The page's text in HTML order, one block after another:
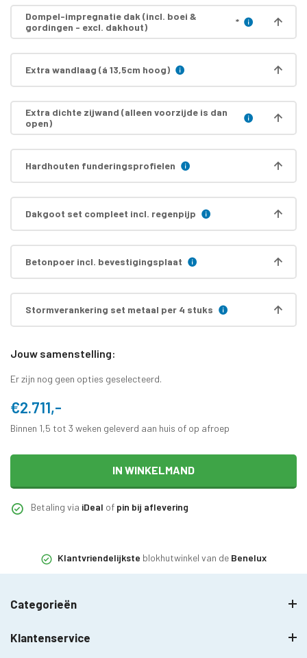
Dompel-impregnatie dak (incl. boei &
gordingen - excl. dakhout)
*
Extra wandlaag (á 13,5cm hoog)
Extra dichte zijwand (alleen voorzijde is dan
open)
Hardhouten funderingsprofielen
Dakgoot set compleet incl. regenpijp
Betonpoer incl. bevestigingsplaat
Stormverankering set metaal per 4 stuks
Jouw samenstelling:
Er zijn nog geen opties geselecteerd.
€2.711,-
Binnen 1,5 tot 3 weken geleverd aan huis of op afroep
IN WINKELMAND
Betaling via iDeal of pin bij aflevering
Klantvriendelijkste blokhutwinkel van de Benelux
Categorieën
Klantenservice